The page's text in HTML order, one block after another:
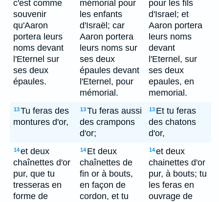
c'est comme
souvenir
qu'Aaron
portera leurs
noms devant
l'Eternel sur
ses deux
épaules.
mémorial pour
les enfants
d'Israël; car
Aaron portera
leurs noms sur
ses deux
épaules devant
l'Eternel, pour
mémorial.
pour les fils
d'Israel; et
Aaron portera
leurs noms
devant
l'Eternel, sur
ses deux
epaules, en
memorial.
13Tu feras des
montures d'or,
13Tu feras aussi
des crampons
d'or;
13 Et tu feras
des chatons
d'or,
14et deux
chaînettes d'or
pur, que tu
tresseras en
forme de
14 Et deux
chaînettes de
fin or à bouts,
en façon de
cordon, et tu
14et deux
chainettes d'or
pur, à bouts; tu
les feras en
ouvrage de